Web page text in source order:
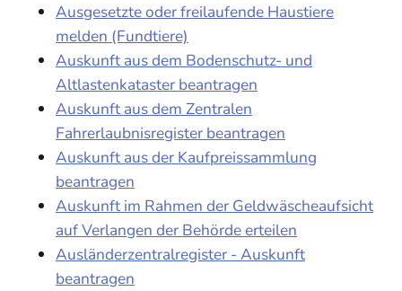
Ausgesetzte oder freilaufende Haustiere
melden (Fundtiere)
Auskunft aus dem Bodenschutz- und
Altlastenkataster beantragen
Auskunft aus dem Zentralen
Fahrerlaubnisregister beantragen
Auskunft aus der Kaufpreissammlung
beantragen
Auskunft im Rahmen der Geldwäscheaufsicht
auf Verlangen der Behörde erteilen
Ausländerzentralregister - Auskunft
beantragen